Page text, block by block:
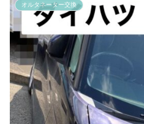
オルタネーター交換